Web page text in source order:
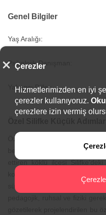
Genel Bilgiler
Yaş Aralığı:
Psikolojik Danışman:
Yabancı Diller:
Özel Silifke Küçük Adımlar
benzersiz doğal güzellikleri
sürdürmektedir. Okul öncesi
Çerezler
Hizmetlerimizden en iyi
çerezler kullanıyoruz.
çerezlere izin vermiş